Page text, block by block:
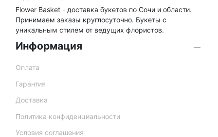
Flower Basket - доставка букетов по Сочи и области.
Принимаем заказы круглосуточно. Букеты с
уникальным стилем от ведущих флористов.
Информация
Оплата
Гарантия
Доставка
Политика конфиденциальности
Условия соглашения